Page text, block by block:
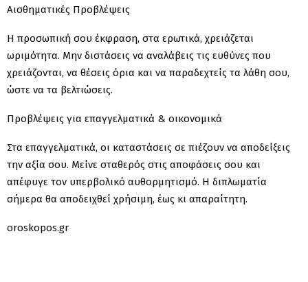
Αισθηματικές Προβλέψεις
Η προσωπική σου έκφραση, στα ερωτικά, χρειάζεται
ωριμότητα. Μην διστάσεις να αναλάβεις τις ευθύνες που
χρειάζονται, να θέσεις όρια και να παραδεχτείς τα λάθη σου,
ώστε να τα βελτιώσεις.
Προβλέψεις για επαγγελματικά & οικονομικά
Στα επαγγελματικά, οι καταστάσεις σε πιέζουν να αποδείξεις
την αξία σου. Μείνε σταθερός στις αποφάσεις σου και
απέφυγε τον υπερβολικό αυθορμητισμό. Η διπλωματία
σήμερα θα αποδειχθεί χρήσιμη, έως κι απαραίτητη.
oroskopos.gr